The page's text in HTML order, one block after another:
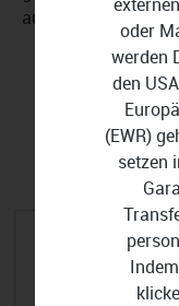
auf die neue Cloud-
oder
werden
den
(EWR)
setzen